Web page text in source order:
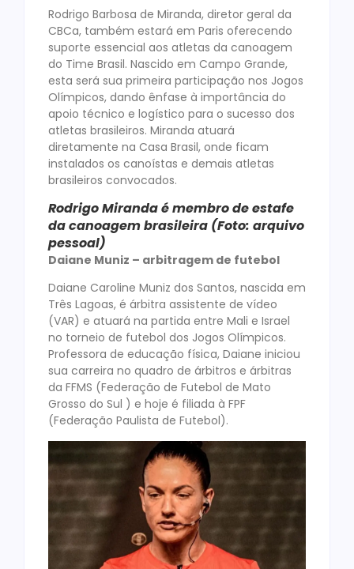
Rodrigo Barbosa de Miranda, diretor geral da
CBCa, também estará em Paris oferecendo
suporte essencial aos atletas da canoagem
do Time Brasil. Nascido em Campo Grande,
esta será sua primeira participação nos Jogos
Olímpicos, dando ênfase à importância do
apoio técnico e logístico para o sucesso dos
atletas brasileiros. Miranda atuará
diretamente na Casa Brasil, onde ficam
instalados os canoístas e demais atletas
brasileiros convocados.
Rodrigo Miranda é membro de estafe
da canoagem brasileira (Foto: arquivo
pessoal)
Daiane Muniz – arbitragem de futebol
Daiane Caroline Muniz dos Santos, nascida em
Três Lagoas, é árbitra assistente de vídeo
(VAR) e atuará na partida entre Mali e Israel
no torneio de futebol dos Jogos Olímpicos.
Professora de educação física, Daiane iniciou
sua carreira no quadro de árbitros e árbitras
da FFMS (Federação de Futebol de Mato
Grosso do Sul ) e hoje é filiada à FPF
(Federação Paulista de Futebol).